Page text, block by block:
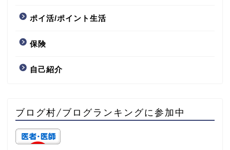
ポイ活/ポイント生活
保険
自己紹介
ブログ村/ブログランキングに参加中